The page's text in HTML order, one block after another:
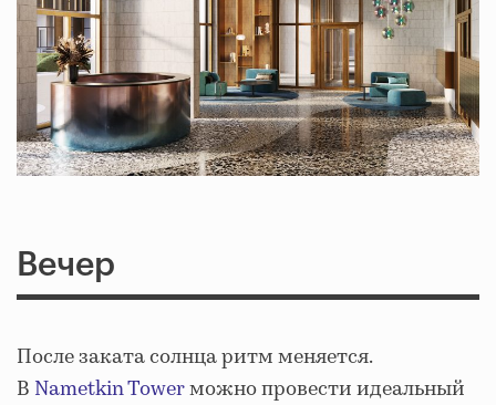
Вечер
После заката солнца ритм меняется.
В Nametkin Towerможно провести идеальный